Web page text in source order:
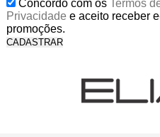
5%
No Pix
Concordo com os Termos
Privacidade e aceito receber
promoções.
CADASTRAR